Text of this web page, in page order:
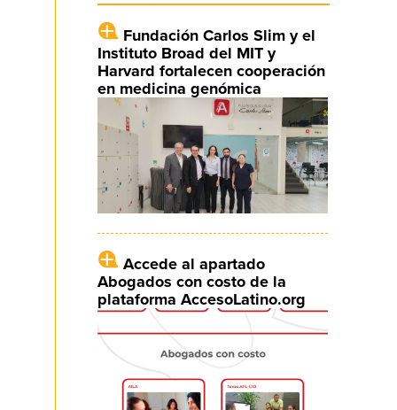
Fundación Carlos Slim y el
Instituto Broad del MIT y
Harvard fortalecen cooperación
en medicina genómica
Accede al apartado
Abogados con costo de la
plataforma AccesoLatino.org